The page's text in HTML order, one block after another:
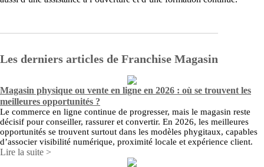
Les derniers articles de Franchise Magasin
Magasin physique ou vente en ligne en 2026 : où se trouvent les
meilleures opportunités ?
Le commerce en ligne continue de progresser, mais le magasin reste
décisif pour conseiller, rassurer et convertir. En 2026, les meilleures
opportunités se trouvent surtout dans les modèles phygitaux, capables
d’associer visibilité numérique, proximité locale et expérience client.
Lire la suite >